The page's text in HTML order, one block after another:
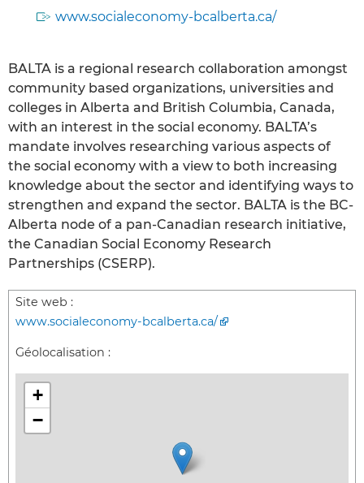
www.socialeconomy-bcalberta.ca/
BALTA is a regional research collaboration amongst
community based organizations, universities and
colleges in Alberta and British Columbia, Canada,
with an interest in the social economy. BALTA’s
mandate involves researching various aspects of
the social economy with a view to both increasing
knowledge about the sector and identifying ways to
strengthen and expand the sector. BALTA is the BC-
Alberta node of a pan-Canadian research initiative,
the Canadian Social Economy Research
Partnerships (CSERP).
Site web :
www.socialeconomy-bcalberta.ca/
Géolocalisation :
+
−